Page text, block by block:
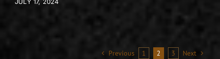
Previous 1 2 3 Next